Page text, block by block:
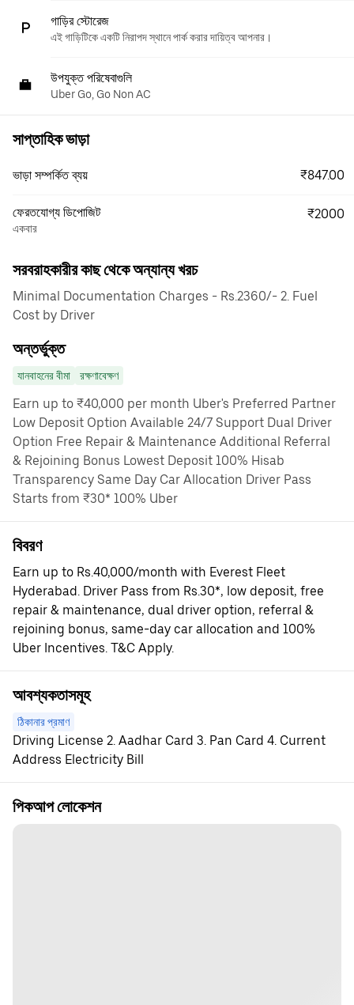
গাড়ির স্টোরেজ
এই গাড়িটিকে একটি নিরাপদ স্থানে পার্ক করার দায়িত্ব আপনার।
উপযুক্ত পরিষেবাগুলি
Uber Go, Go Non AC
সাপ্তাহিক ভাড়া
ভাড়া সম্পর্কিত ব্যয় ₹847.00
ফেরতযোগ্য ডিপোজিট
একবার
₹2000
সরবরাহকারীর কাছ থেকে অন্যান্য খরচ
Minimal Documentation Charges - Rs.2360/- 2. Fuel
Cost by Driver
অন্তর্ভুক্ত
যানবাহনের বীমা রক্ষণাবেক্ষণ
Earn up to ₹40,000 per month Uber's Preferred Partner
Low Deposit Option Available 24/7 Support Dual Driver
Option Free Repair & Maintenance Additional Referral
& Rejoining Bonus Lowest Deposit 100% Hisab
Transparency Same Day Car Allocation Driver Pass
Starts from ₹30* 100% Uber
বিবরণ
Earn up to Rs.40,000/month with Everest Fleet
Hyderabad. Driver Pass from Rs.30*, low deposit, free
repair & maintenance, dual driver option, referral &
rejoining bonus, same-day car allocation and 100%
Uber Incentives. T&C Apply.
আবশ্যকতাসমূহ
ঠিকানার প্রমাণ
Driving License 2. Aadhar Card 3. Pan Card 4. Current
Address Electricity Bill
পিকআপ লোকেশন